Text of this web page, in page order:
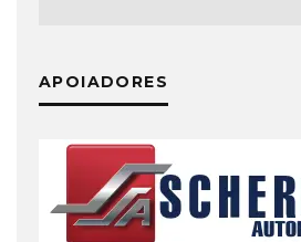
APOIADORES